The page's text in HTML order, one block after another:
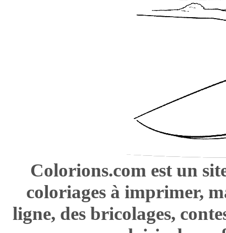
Colorions.com est un
coloriages à imprimer,
ligne, des bricolages,